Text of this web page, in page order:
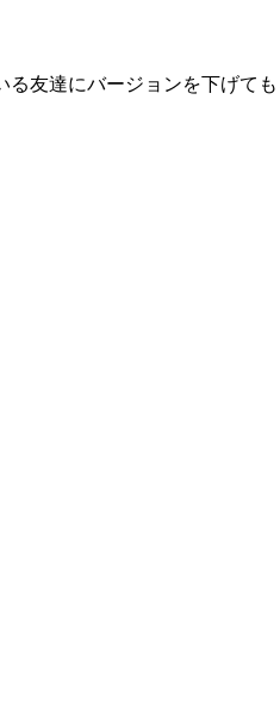
友達にバージョンを下げても